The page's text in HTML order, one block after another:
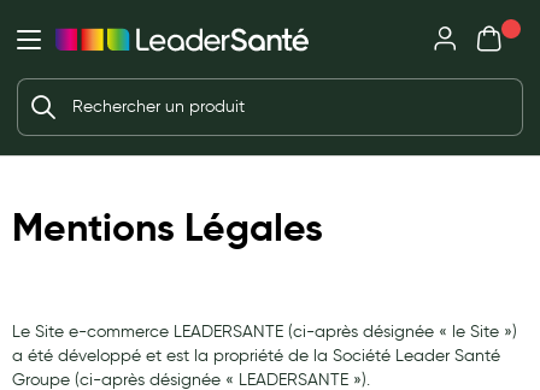
Ma Pharmacie LeaderSanté
Ouvrir l'application
Ouvrir
Mon
Votre panier est vide
Beauté et soin
Corps
Hygiène intime
Soins mains et ongles
Mentions Légales
Le Site e-commerce LEADERSANTE (ci-après désignée « le Site »)
a été développé et est la propriété de la Société Leader Santé
Groupe (ci-après désignée « LEADERSANTE »).